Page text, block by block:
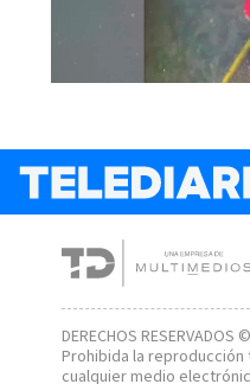
DERECHOS RESERVADOS
Prohibida la
cualquier medio